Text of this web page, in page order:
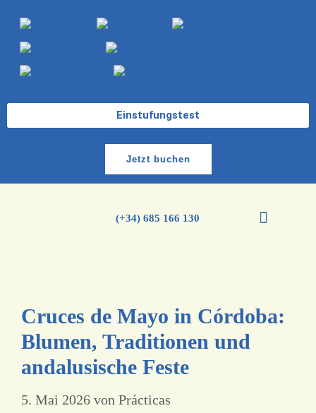
Einstufungstest
Jetzt buchen
(+34) 685 166 130
Cruces de Mayo in Córdoba:
Blumen, Traditionen und
andalusische Feste
5. Mai 2026 von Prácticas